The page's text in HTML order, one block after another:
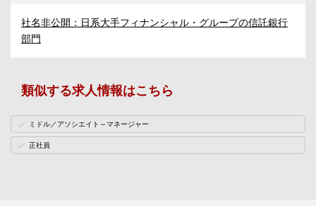
社名非公開：日系大手フィナンシャル・グループの信託銀行
部門
類似する求人情報はこちら
ミドル／アソシエイト～マネージャー
正社員